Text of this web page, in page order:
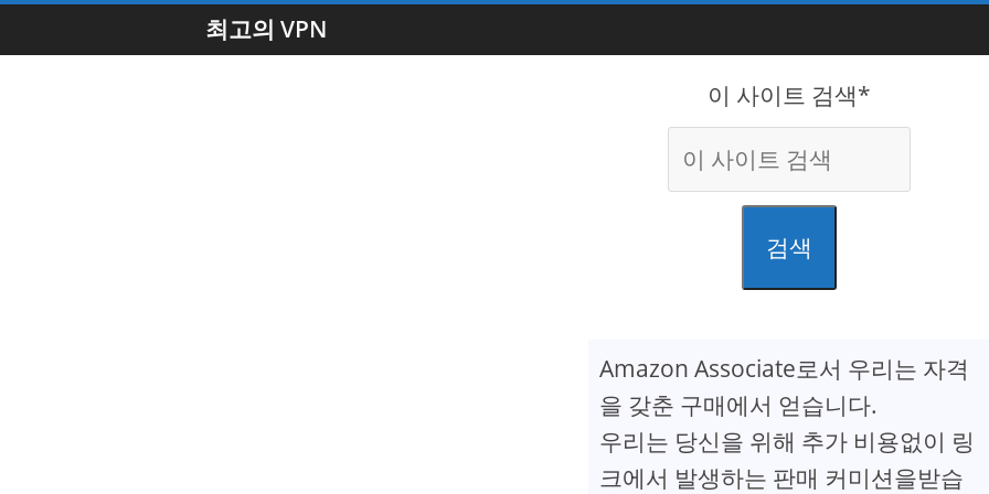
최고의 VPN
이 사이트 검색*
검색
Amazon Associate로서 우리는 자격
을 갖춘 구매에서 얻습니다.
우리는 당신을 위해 추가 비용없이 링
크에서 발생하는 판매 커미션을받습